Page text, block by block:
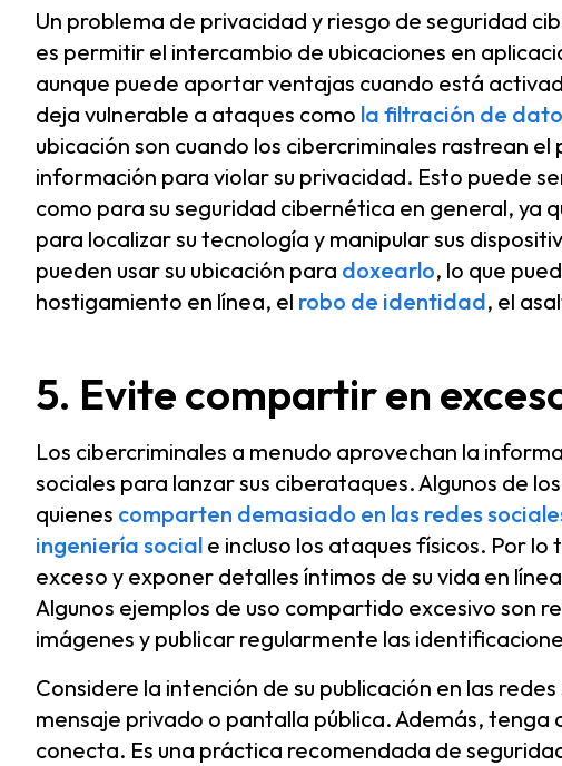
Un problema de privacidad y riesgo de seguridad
es permitir el intercambio de ubicaciones en
aunque puede aportar ventajas cuando está
deja vulnerable a ataques como la filtración de
ubicación son cuando los cibercriminales rastrean
información para violar su privacidad. Esto puede
como para su seguridad cibernética en general, ya
para localizar su tecnología y manipular sus
pueden usar su ubicación para doxearlo, lo que
hostigamiento en línea, el robo de identidad, el
5. Evite compartir en
Los cibercriminales a menudo aprovechan la
sociales para lanzar sus ciberataques. Algunos de
quienes comparten demasiado en las redes
ingeniería social e incluso los ataques físicos. Por
exceso y exponer detalles íntimos de su vida en
Algunos ejemplos de uso compartido excesivo son
imágenes y publicar regularmente las
Considere la intención de su publicación en las
mensaje privado o pantalla pública. Además, tenga
conecta. Es una práctica recomendada de